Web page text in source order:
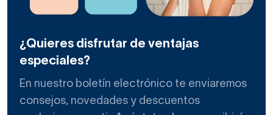
columnas de hidromasaje de acero elevarán este confort a
Las griferías más económicas son las primeras, pero las
tienes de diseños muy diferentes, con rociadores
¿Quieres disfrutar de ventajas
especiales?
En nuestro boletín electrónico te enviaremos
consejos, novedades y descuentos